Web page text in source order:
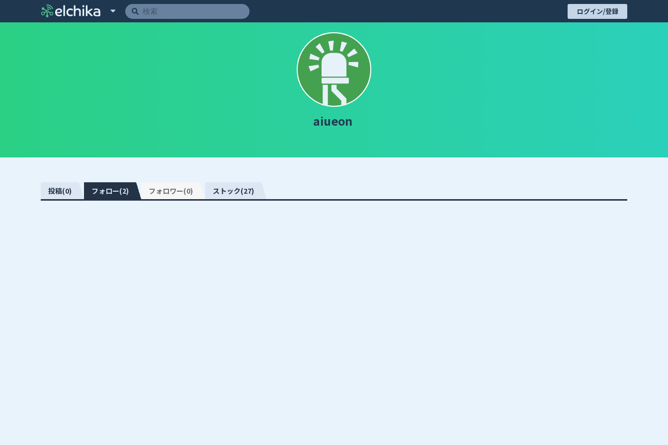
ログイン/登録
aiueon
投稿(0) フォロー(2) フォロワー(0) ストック(27)